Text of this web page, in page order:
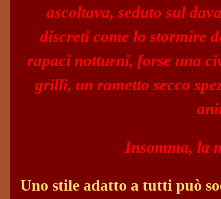
ascoltava, seduto sul
discreti come lo stormire
rapaci notturni, forse una
grilli, un rametto secco
Insomma, la
Uno stile adatto a tutti può